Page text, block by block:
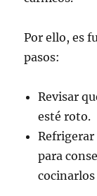
Por ello, es
pasos:
Revisar
esté roto.
para